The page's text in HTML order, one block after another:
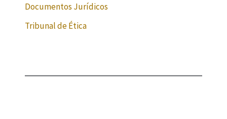
Documentos Jurídicos
Tribunal de Ética